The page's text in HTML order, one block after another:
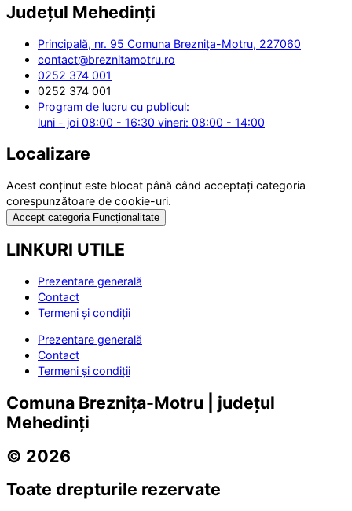
Județul Mehedinți
Principală, nr. 95 Comuna Breznița-Motru, 227060
contact@breznitamotru.ro
0252 374 001
0252 374 001
Program de lucru cu publicul:
luni - joi 08:00 - 16:30 vineri: 08:00 - 14:00
Localizare
Acest conținut este blocat până când acceptați categoria
corespunzătoare de cookie-uri.
Accept categoria Funcționalitate
LINKURI UTILE
Prezentare generală
Contact
Termeni și condiții
Prezentare generală
Contact
Termeni și condiții
Comuna Breznița-Motru | județul
Mehedinți
© 2026
Toate drepturile rezervate